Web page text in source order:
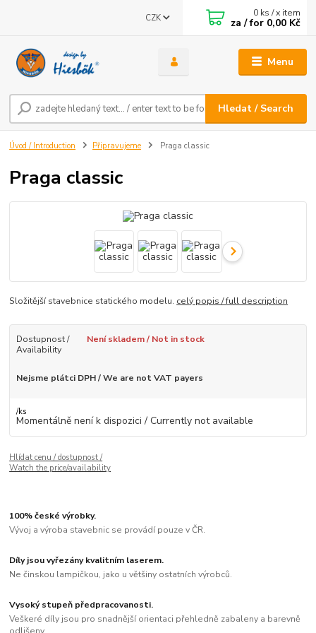
Menu
CZK
Hledat / Search
0 ks / x item
za / for 0,00 Kč
Úvod / Introduction Připravujeme Praga classic
Praga classic
Složitější stavebnice statického modelu. celý popis / full description
Dostupnost /
Availability
Není skladem / Not in stock
Nejsme plátci DPH / We are not VAT payers
/ks
Momentálně není k dispozici / Currently not available
Hlídat cenu / dostupnost /
Watch the price/availability
100% české výrobky.
Vývoj a výroba stavebnic se provádí pouze v ČR.
Díly jsou vyřezány kvalitním laserem.
Ne činskou lampičkou, jako u většiny ostatních výrobců.
Vysoký stupeň předpracovanosti.
Veškeré díly jsou pro snadnější orientaci přehledně zabaleny a barevně